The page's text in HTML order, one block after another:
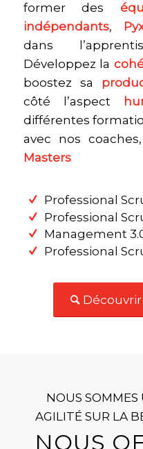
former des
indépendants,
dans
Développez la
boostez sa
côté l’aspect
différentes
avec nos
Masters
Professional
Professional
Management
Professional
NOUS SOMMES
AGILITÉ SUR LA
NOUS